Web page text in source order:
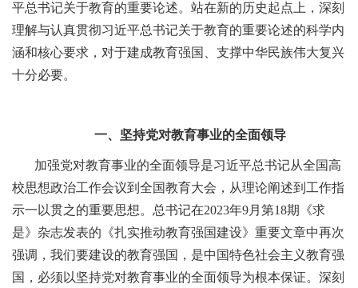
平总书记关于教育的重要论述。站在新的历史起点上，深刻
理解与认真贯彻习近平总书记关于教育的重要论述的科学内
涵和核心要求，对于建成教育强国、支撑中华民族伟大复兴
十分必要。
一、坚持党对教育事业的全面领导
加强党对教育事业的全面领导是习近平总书记从全国高
校思想政治工作会议到全国教育大会，从理论阐述到工作指
示一以贯之的重要思想。总书记在2023年9月第18期《求
是》杂志发表的《扎实推动教育强国建设》重要文章中再次
强调，我们要建设的教育强国，是中国特色社会主义教育强
国，必须以坚持党对教育事业的全面领导为根本保证。深刻